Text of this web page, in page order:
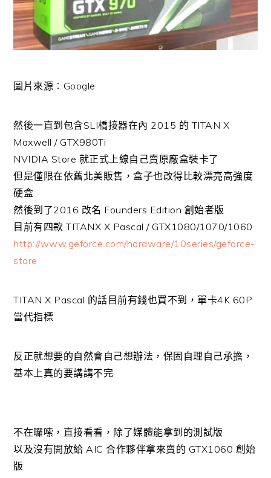
圖片來源︰Google
然後一直到包含SLI橋接器在內 2015 的 TITAN X
Maxwell / GTX980Ti
NVIDIA Store 就正式上線自己賣原廠盒裝卡了
但是僅限在依舊北美販售，盒子也改得比較漂亮高強度
硬盒
然後到了2016 改名 Founders Edition 創始者版
目前有四款 TITANX X Pascal / GTX1080/1070/1060
http://www.geforce.com/hardware/10series/geforce-
store
TITAN X Pascal 的話目前有錢也買不到，單卡4K 60P
當代指標
反正就想要的自然會自己想辦法，保固自理自己承擔，
基本上真的要講講不完
不在囉嗦，直接看看，除了媒體能拿到的測試版
以及沒有開放給 AIC 合作夥伴拿來賣的 GTX1060 創始
版